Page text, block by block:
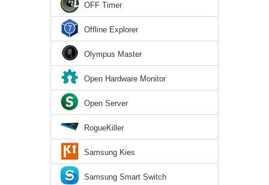
OFF Timer
Offline Explorer
Olympus Master
Open Hardware Monitor
Open Server
RogueKiller
Samsung Kies
Samsung Smart Switch